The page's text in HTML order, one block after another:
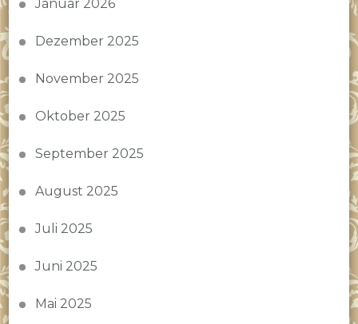
Januar 2026
Dezember 2025
November 2025
Oktober 2025
September 2025
August 2025
Juli 2025
Juni 2025
Mai 2025